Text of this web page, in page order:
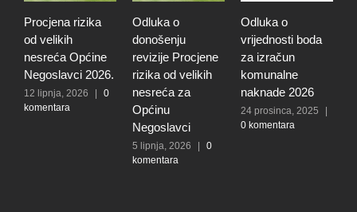
Procjena rizika
od velikih
nesreća Općine
Negoslavci 2026.
12 lipnja, 2026
0
komentara
Odluka o
donošenju
revizije Procjene
rizika od velikih
nesreća za
Općinu
Negoslavci
5 lipnja, 2026
0
komentara
Odluka o
vrijednosti boda
za izračun
komunalne
naknade 2026
24 prosinca, 2025
0 komentara